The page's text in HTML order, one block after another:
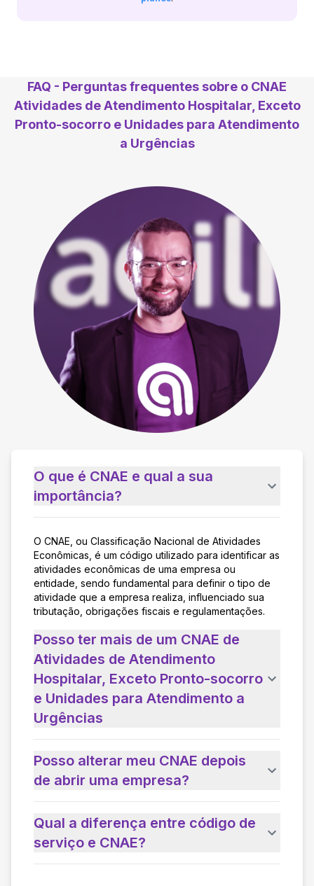
FAQ - Perguntas frequentes sobre o CNAE
Atividades de Atendimento Hospitalar, Exceto
Pronto-socorro e Unidades para Atendimento
a Urgências
O que é CNAE e qual a sua
importância?
O CNAE, ou Classificação Nacional de Atividades
Econômicas, é um código utilizado para identificar as
atividades econômicas de uma empresa ou
entidade, sendo fundamental para definir o tipo de
atividade que a empresa realiza, influenciado sua
tributação, obrigações fiscais e regulamentações.
Posso ter mais de um CNAE de
Atividades de Atendimento
Hospitalar, Exceto Pronto-socorro
e Unidades para Atendimento a
Urgências
Posso alterar meu CNAE depois
de abrir uma empresa?
Qual a diferença entre código de
serviço e CNAE?